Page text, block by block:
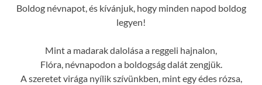
Boldog névnapot, és kívánjuk, hogy minden napod boldog
legyen!
Mint a madarak dalolása a reggeli hajnalon,
Flóra, névnapodon a boldogság dalát zengjük.
A szeretet virága nyílik szívünkben, mint egy édes rózsa,